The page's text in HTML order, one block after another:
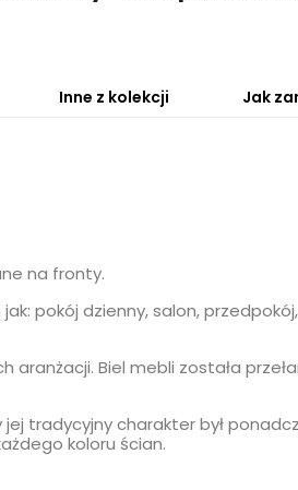
Inne z kolekcji Jak
na fronty.
pokój dzienny, salon,
aranżacji. Biel mebli została
jej tradycyjny charakter był
koloru ścian.